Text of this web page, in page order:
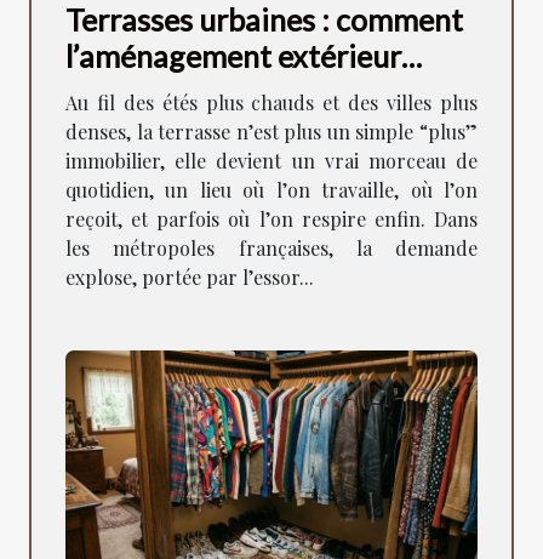
Terrasses urbaines : comment
l’aménagement extérieur
façonne la vie en ville
Au fil des étés plus chauds et des villes plus
denses, la terrasse n’est plus un simple “plus”
immobilier, elle devient un vrai morceau de
quotidien, un lieu où l’on travaille, où l’on
reçoit, et parfois où l’on respire enfin. Dans
les métropoles françaises, la demande
explose, portée par l’essor...